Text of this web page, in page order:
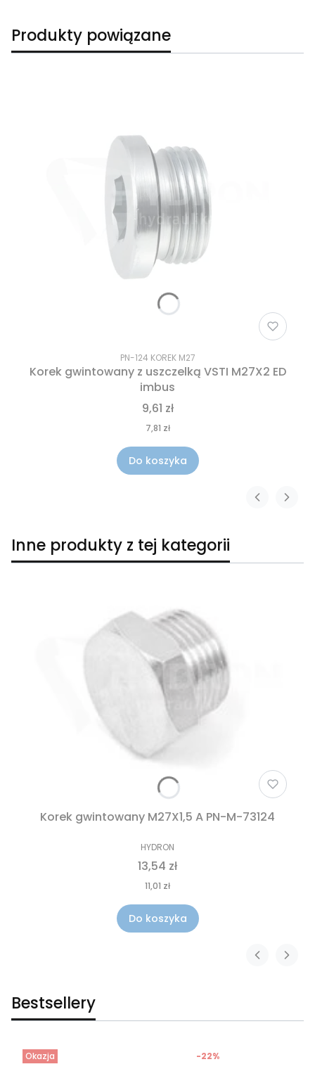
Produkty powiązane
PN-124 KOREK M27
Korek gwintowany z uszczelką VSTI M27X2 ED
imbus
9,61 zł
7,81 zł
Do koszyka
Inne produkty z tej kategorii
Korek gwintowany M27X1,5 A PN-M-73124
HYDRON
13,54 zł
11,01 zł
Do koszyka
Bestsellery
Okazja -22%